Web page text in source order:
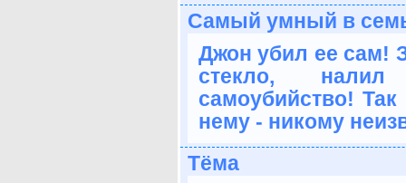
Самый умный в
Джон убил ее сам!
стекло, налил
самоубийство!
нему - никому
Тёма